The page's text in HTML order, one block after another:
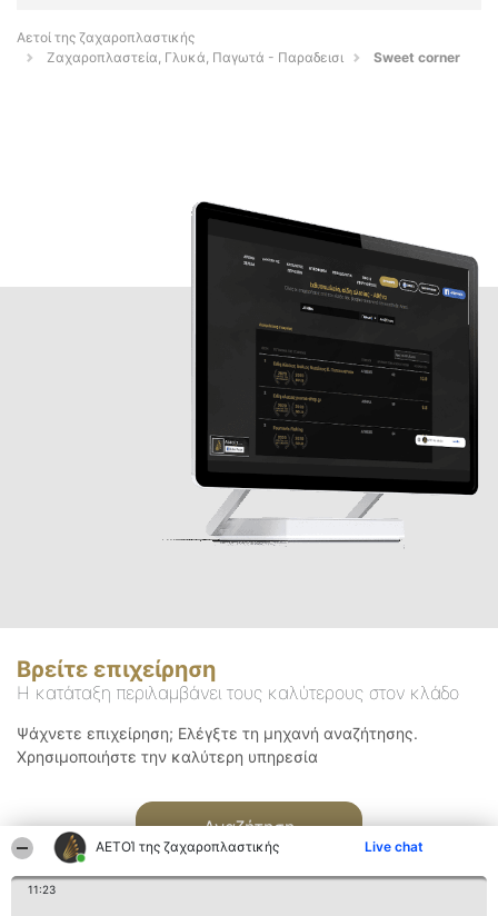
ΑΕΤΟΊ της ζαχαροπλαστικής Live chat
11:23
Αετοί της ζαχαροπλαστικής
Ζαχαροπλαστεία, Γλυκά, Παγωτά - Παραδεισι
Sweet corner
Βρείτε επιχείρηση
Η κατάταξη περιλαμβάνει τους καλύτερους στον κλάδο
Ψάχνετε επιχείρηση; Ελέγξτε τη μηχανή αναζήτησης.
Χρησιμοποιήστε την καλύτερη υπηρεσία
Αναζήτηση